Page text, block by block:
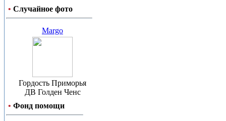
• Случайное фото
Margo
Гордость Приморья
ДВ Голден Ченс
• Фонд помощи